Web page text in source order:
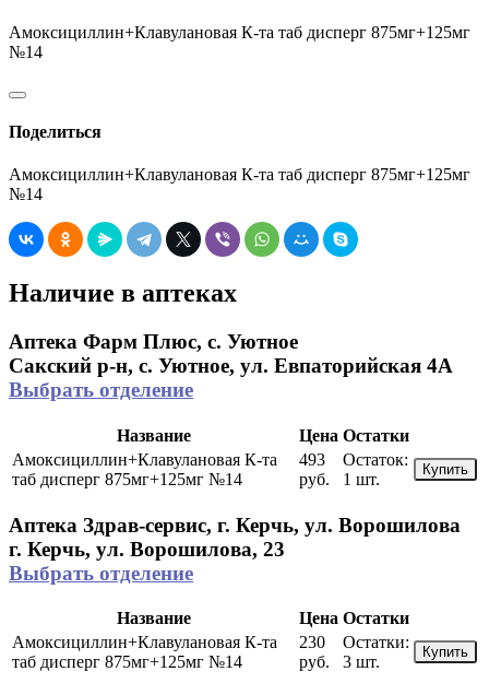
Амоксициллин+Клавулановая К-та таб дисперг 875мг+125мг
№14
Поделиться
Амоксициллин+Клавулановая К-та таб дисперг 875мг+125мг
№14
Наличие в аптеках
Аптека Фарм Плюс, с. Уютное
Сакский р-н, с. Уютное, ул. Евпаторийская 4А
Выбрать отделение
Название Цена Остатки
Амоксициллин+Клавулановая К-та
таб дисперг 875мг+125мг №14
493
руб.
Остаток:
1 шт.
Купить
Аптека Здрав-сервис, г. Керчь, ул. Ворошилова
г. Керчь, ул. Ворошилова, 23
Выбрать отделение
Название Цена Остатки
Амоксициллин+Клавулановая К-та
таб дисперг 875мг+125мг №14
230
руб.
Остатки:
3 шт.
Купить